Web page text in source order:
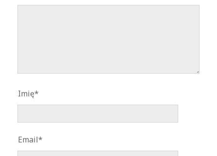
Imię*
Email*